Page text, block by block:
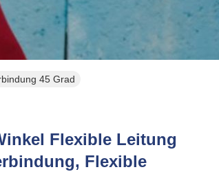
45 Grad
Flexible Leitung
Flexible